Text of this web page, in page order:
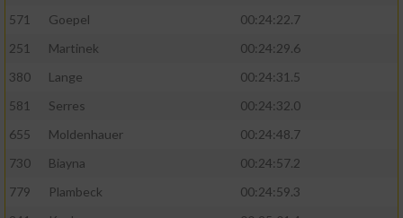
571
Goepel
00:24:22.7
251
Martinek
00:24:29.6
380
Lange
00:24:31.5
581
Serres
00:24:32.0
655
Moldenhauer
00:24:48.7
730
Biayna
00:24:57.2
779
Plambeck
00:24:59.3